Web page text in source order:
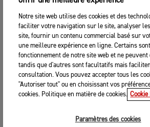
RETOUR
Notre site web utilise des cookies et des
faciliter votre navigation sur le site, analyser
site, fournir un contenu commercial basé sur
une meilleure expérience en ligne. Certains
fonctionnement de notre site web et ne peuvent
tandis que d'autres sont facultatifs mais
consultation. Vous pouvez accepter tous les
"Autoriser tout" ou en choisissant vos
cookies. Politique en matière de cookies.
Paramètres des cookies